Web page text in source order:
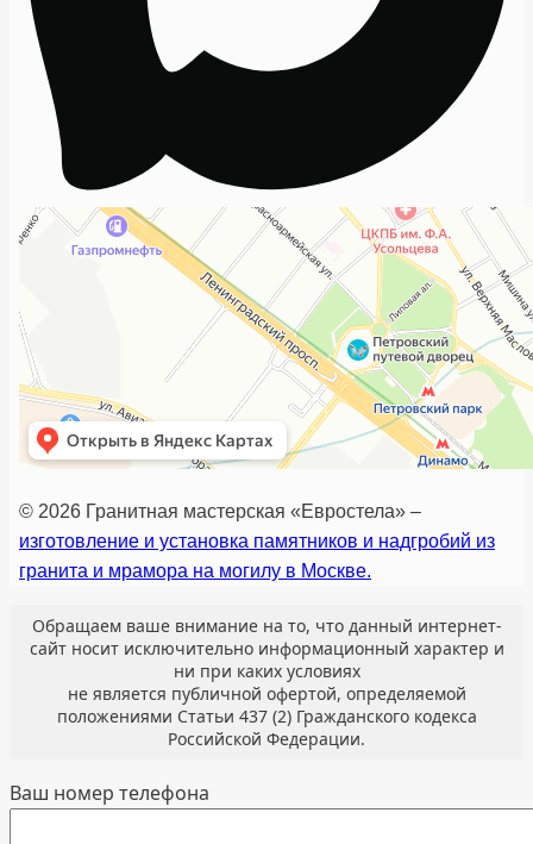
© 2026 Гранитная мастерская «Евростела» –
изготовление и установка памятников и надгробий из
гранита и мрамора на могилу в Москве.
Обращаем ваше внимание на то, что данный интернет-
сайт носит исключительно информационный характер и
ни при каких условиях
не является публичной офертой, определяемой
положениями Статьи 437 (2) Гражданского кодекса
Российской Федерации.
Ваш номер телефона